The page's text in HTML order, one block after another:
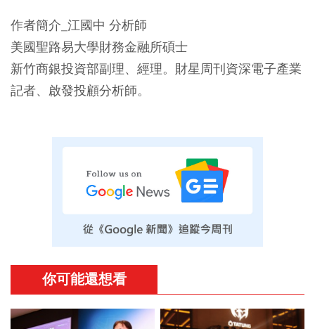
作者簡介_江國中 分析師
美國聖路易大學財務金融所碩士
新竹商銀投資部副理、經理。財星周刊資深電子產業
記者、啟發投顧分析師。